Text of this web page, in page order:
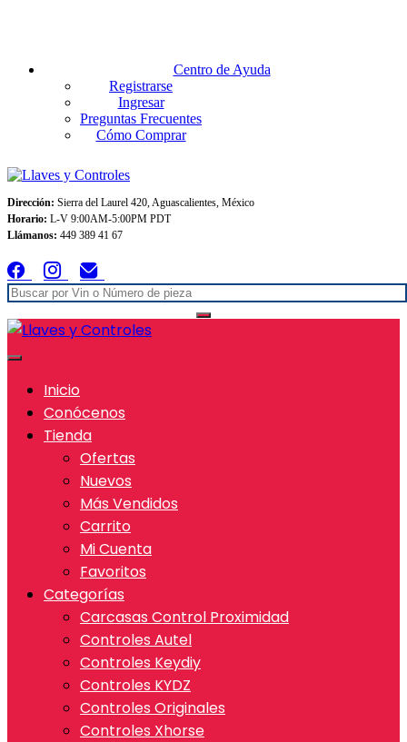
Centro de Ayuda
Registrarse
Ingresar
Preguntas Frecuentes
Cómo Comprar
Dirección: Sierra del Laurel 420, Aguascalientes, México
Horario: L-V 9:00AM-5:00PM PDT
Llámanos: 449 389 41 67
Inicio
Conócenos
Tienda
Ofertas
Nuevos
Más Vendidos
Carrito
Mi Cuenta
Favoritos
Categorías
Carcasas Control Proximidad
Controles Autel
Controles Keydiy
Controles KYDZ
Controles Originales
Controles Xhorse